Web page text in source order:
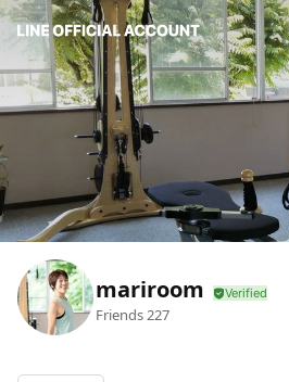
mariroom
Friends227